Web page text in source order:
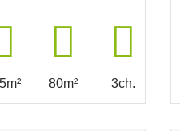
80m² 3ch.